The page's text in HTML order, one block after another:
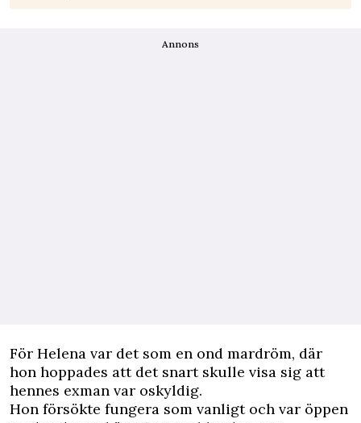
Annons
För Helena var det som en ond mardröm, där
hon hoppades att det snart skulle visa sig att
hennes exman var oskyldig.
Hon försökte fungera som vanligt och var öppen